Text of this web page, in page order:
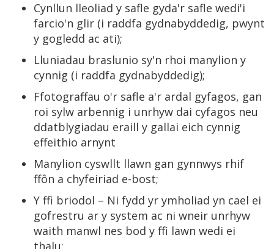
Cynllun lleoliad y safle gyda'r safle wedi'i
farcio'n glir (i raddfa gydnabyddedig, pwynt
y gogledd ac ati);
Lluniadau braslunio sy'n rhoi manylion y
cynnig (i raddfa gydnabyddedig);
Ffotograffau o'r safle a'r ardal gyfagos, gan
roi sylw arbennig i unrhyw dai cyfagos neu
ddatblygiadau eraill y gallai eich cynnig
effeithio arnynt
Manylion cyswllt llawn gan gynnwys rhif
ffôn a chyfeiriad e-bost;
Y ffi briodol – Ni fydd yr ymholiad yn cael ei
gofrestru ar y system ac ni wneir unrhyw
waith manwl nes bod y ffi lawn wedi ei
thalu;